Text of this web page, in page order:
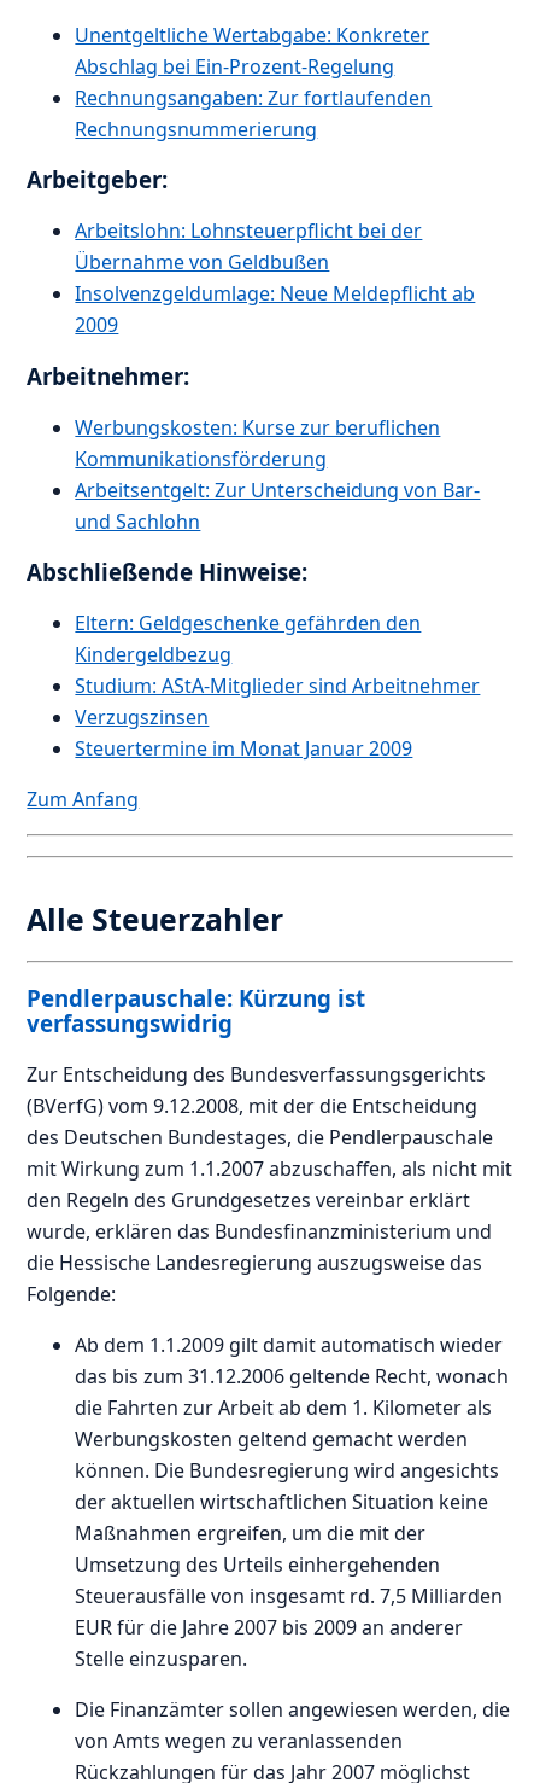
Unentgeltliche Wertabgabe: Konkreter
Abschlag bei Ein-Prozent-Regelung
Rechnungsangaben: Zur fortlaufenden
Rechnungsnummerierung
Arbeitgeber:
Arbeitslohn: Lohnsteuerpflicht bei der
Übernahme von Geldbußen
Insolvenzgeldumlage: Neue Meldepflicht ab
2009
Arbeitnehmer:
Werbungskosten: Kurse zur beruflichen
Kommunikationsförderung
Arbeitsentgelt: Zur Unterscheidung von Bar-
und Sachlohn
Abschließende Hinweise:
Eltern: Geldgeschenke gefährden den
Kindergeldbezug
Studium: AStA-Mitglieder sind Arbeitnehmer
Verzugszinsen
Steuertermine im Monat Januar 2009
Zum Anfang
Alle Steuerzahler
Pendlerpauschale: Kürzung ist
verfassungswidrig
Zur Entscheidung des Bundesverfassungsgerichts
(BVerfG) vom 9.12.2008, mit der die Entscheidung
des Deutschen Bundestages, die Pendlerpauschale
mit Wirkung zum 1.1.2007 abzuschaffen, als nicht mit
den Regeln des Grundgesetzes vereinbar erklärt
wurde, erklären das Bundesfinanzministerium und
die Hessische Landesregierung auszugsweise das
Folgende:
Ab dem 1.1.2009 gilt damit automatisch wieder
das bis zum 31.12.2006 geltende Recht, wonach
die Fahrten zur Arbeit ab dem 1. Kilometer als
Werbungskosten geltend gemacht werden
können. Die Bundesregierung wird angesichts
der aktuellen wirtschaftlichen Situation keine
Maßnahmen ergreifen, um die mit der
Umsetzung des Urteils einhergehenden
Steuerausfälle von insgesamt rd. 7,5 Milliarden
EUR für die Jahre 2007 bis 2009 an anderer
Stelle einzusparen.
Die Finanzämter sollen angewiesen werden, die
von Amts wegen zu veranlassenden
Rückzahlungen für das Jahr 2007 möglichst